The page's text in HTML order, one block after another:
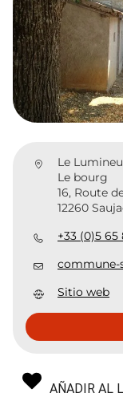
Le
Le bourg
16, Route
12260
+33 (0)5 65
commune-
Sitio web
AÑADIR AL